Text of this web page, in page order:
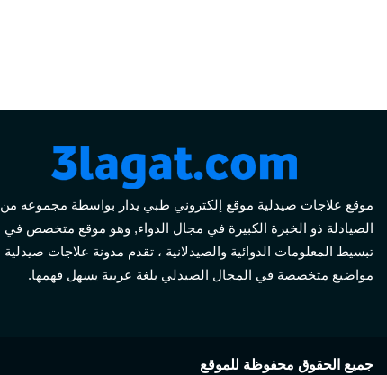
موقع علاجات صيدلية موقع إلكتروني طبي يدار بواسطة مجموعه من
الصيادلة ذو الخبرة الكبيرة في مجال الدواء, وهو موقع متخصص في
تبسيط المعلومات الدوائية والصيدلانية ، تقدم مدونة علاجات صيدلية
مواضيع متخصصة في المجال الصيدلي بلغة عربية يسهل فهمها.
جميع الحقوق محفوظة للموقع